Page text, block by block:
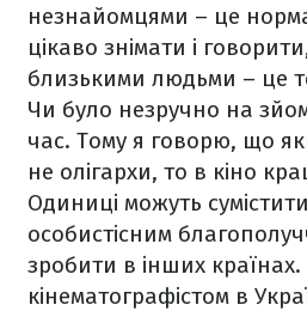
незнайомцями – це
цікаво знімати і
близькими людьми – це
Чи було незручно на
час. Тому я говорю, що
не олігархи, то в кіно
Одиниці можуть
особистісним
зробити в інших країнах.
кінематографістом в